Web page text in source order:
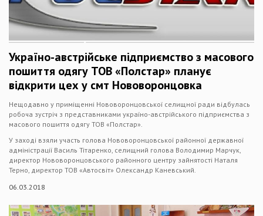
Україно-австрійське підприємство з масового
пошиття одягу ТОВ «Полстар» планує
відкрити цех у смт Нововоронцовка
Нещодавно у приміщенні Нововоронцовської селищної ради відбулась
робоча зустріч з представниками україно-австрійського підприємства з
масового пошиття одягу ТОВ «Полстар».
У заході взяли участь голова Нововоронцовської районної державної
адміністрації Василь Тітаренко, селищний голова Володимир Марчук,
директор Нововоронцовського районного центру зайнятості Наталя
Терно, директор ТОВ «Автосвіт» Олександр Каневський.
06.03.2018